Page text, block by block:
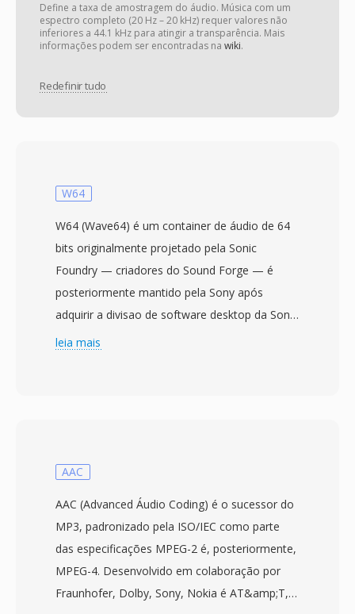
Define a taxa de amostragem do áudio. Música com um
espectro completo (20 Hz – 20 kHz) requer valores não
inferiores a 44.1 kHz para atingir a transparência. Mais
informações podem ser encontradas na wiki.
Redefinir tudo
W64
W64 (Wave64) é um container de áudio de 64
bits originalmente projetado pela Sonic
Foundry — criadores do Sound Forge — é
posteriormente mantido pela Sony após
adquirir a divisao de software desktop da Sonic
Foundry em 2003. O formato aborda
producoes com altas taxas de amostragem. O
de bloco é campos de tamanho para 64 bits,
usando GUIDs em vez de codigos de quatro
caracteres. Essa mudança estrutural permite
que os arquivos atinjam tamanhos medidos
em exabytes, removendo efetivamente
leia mais
AAC
AAC (Advanced Áudio Coding) é o sucessor do
MP3, padronizado pela ISO/IEC como parte
das especificações MPEG-2 é, posteriormente,
MPEG-4. Desenvolvido em colaboração por
Fraunhofer, Dolby, Sony, Nokia é AT&amp;T, o